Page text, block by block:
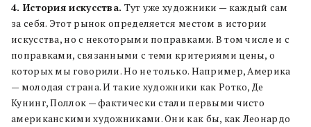
4. История искусства. Тут уже художники — каждый сам
за себя. Этот рынок определяется местом в истории
искусства, но с некоторыми поправками. В том числе и с
поправками, связанными с теми критериями цены, о
которых мы говорили. Но не только. Например, Америка
— молодая страна. И такие художники как Ротко, Де
Кунинг, Поллок — фактически стали первыми чисто
американскими художниками. Они как бы, как Леонардо